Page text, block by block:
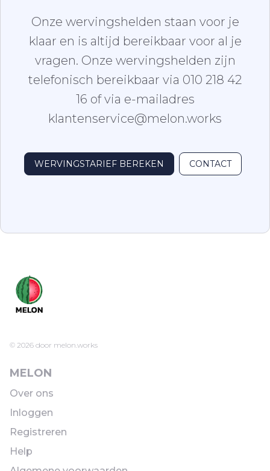
Onze wervingshelden staan voor je
klaar en is altijd bereikbaar voor al je
vragen. Onze wervingshelden zijn
telefonisch bereikbaar via 010 218 42
16 of via e-mailadres
klantenservice@melon.works
WERVINGSTARIEF BEREKEN CONTACT
© 2026 door melon.works
MELON
Over ons
Inloggen
Registreren
Help